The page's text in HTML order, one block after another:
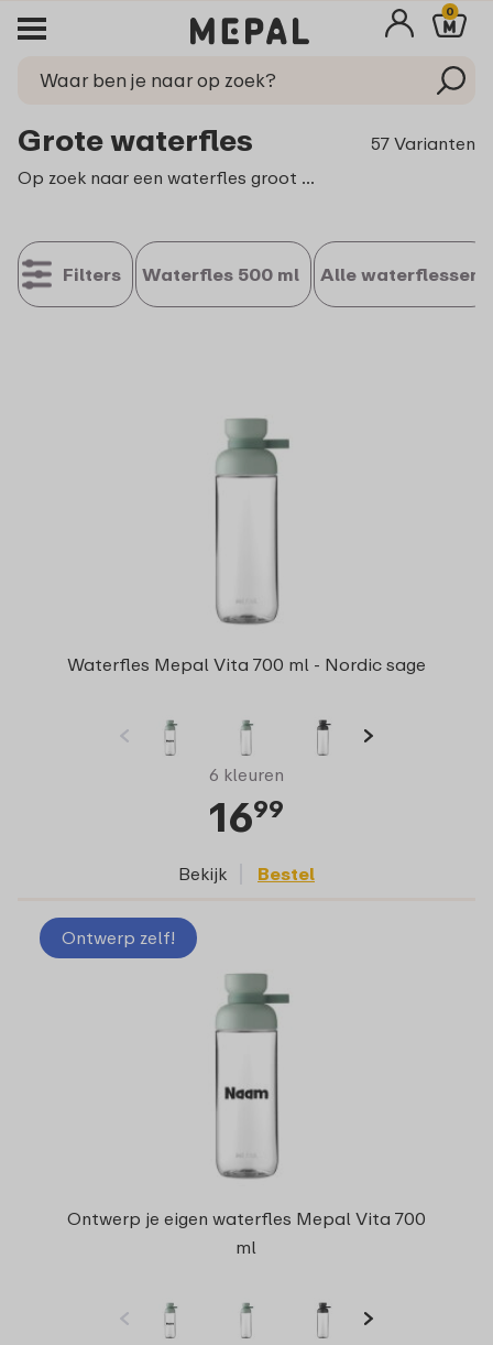
0
Grote waterfles
57 Varianten
Op zoek naar een waterfles groot genoeg om je dagelijkse hydratatiebehoeften te ondersteunen? Mepal biedt de perfecte oplossing met grote waterflessen, ontworpen voor duurzaamheid en stijl. Of je nu een drukke dag voor de boeg hebt of een lange wandeltocht, onze grote water fles zorgt ervoor dat je voldoende water bij de hand hebt. Dankzij het innovatieve ontwerp en de hoogwaardige materialen, is elke slok uit een Mepal water fles een stap richting optimale hydratatie.
Filters Waterfles 500 ml Alle waterflessen
Waterfles Mepal Vita 700 ml - Nordic sage
6 kleuren
1699
Bekijk Bestel
Ontwerp zelf!
Ontwerp je eigen waterfles Mepal Vita 700
ml